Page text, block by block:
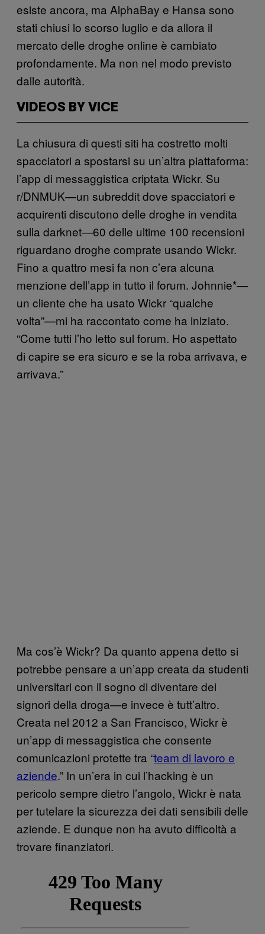
esiste ancora, ma AlphaBay e Hansa sono
stati chiusi lo scorso luglio e da allora il
mercato delle droghe online è cambiato
profondamente. Ma non nel modo previsto
dalle autorità.
VIDEOS BY VICE
La chiusura di questi siti ha costretto molti
spacciatori a spostarsi su un’altra piattaforma:
l’app di messaggistica criptata Wickr. Su
r/DNMUK—un subreddit dove spacciatori e
acquirenti discutono delle droghe in vendita
sulla darknet—60 delle ultime 100 recensioni
riguardano droghe comprate usando Wickr.
Fino a quattro mesi fa non c’era alcuna
menzione dell’app in tutto il forum. Johnnie*—
un cliente che ha usato Wickr “qualche
volta”—mi ha raccontato come ha iniziato.
“Come tutti l’ho letto sul forum. Ho aspettato
di capire se era sicuro e se la roba arrivava, e
arrivava.”
Ma cos’è Wickr? Da quanto appena detto si
potrebbe pensare a un’app creata da studenti
universitari con il sogno di diventare dei
signori della droga—e invece è tutt’altro.
Creata nel 2012 a San Francisco, Wickr è
un’app di messaggistica che consente
comunicazioni protette tra “team di lavoro e
aziende.” In un’era in cui l’hacking è un
pericolo sempre dietro l’angolo, Wickr è nata
per tutelare la sicurezza dei dati sensibili delle
aziende. E dunque non ha avuto difficoltà a
trovare finanziatori.